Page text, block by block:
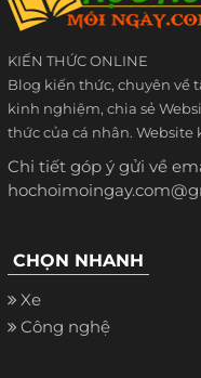
KIẾN THỨC ONLINE
Blog kiến thức, chuyên về
kinh nghiệm, chia sẻ
thức của cá nhân.
Chi tiết góp ý gửi về
CHỌN NHANH
Xe
Công nghệ